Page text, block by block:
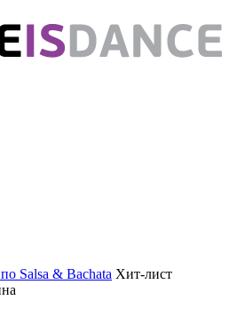
Salsa & Bachata Хит-лист